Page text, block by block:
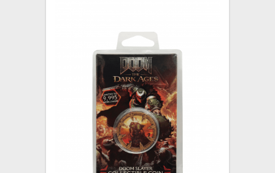
TCG & BOARDGAME HUB
VÝKUP HER (BAZAR)